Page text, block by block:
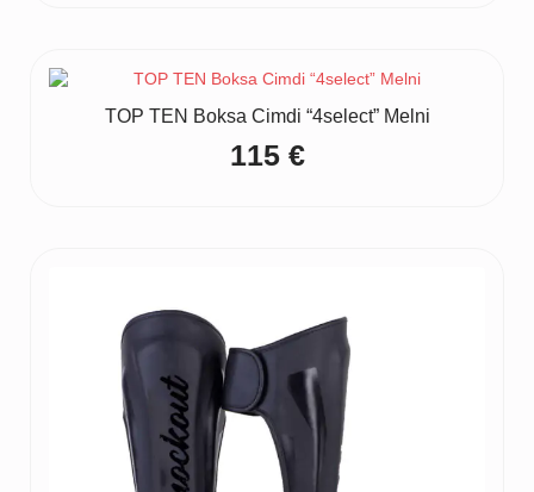
TOP TEN Boksa Cimdi “4select” Melni
115 €